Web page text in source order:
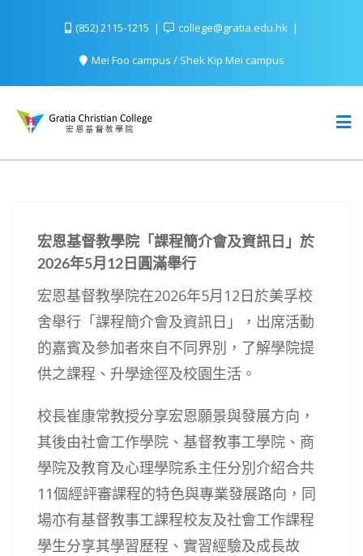
(852) 2115-1215 college@gratia.edu.hk
Mei Foo campus / Shek Kip Mei campus
宏恩基督教學院「課程簡介會及資訊日」於
2026年5月12日圓滿舉行
宏恩基督教學院在2026年5月12日於美孚校
舍舉行「課程簡介會及資訊日」，出席活動
的嘉賓及參加者來自不同界別，了解學院提
供之課程、升學途徑及校園生活。
校長崔康常教授分享宏恩願景與發展方向，
其後由社會工作學院、基督教事工學院、商
學院及教育及心理學院系主任分別介紹合共
11個經評審課程的特色與專業發展路向，同
場亦有基督教事工課程校友及社會工作課程
學生分享其學習歷程、實習經驗及成長故